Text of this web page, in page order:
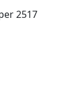
2517